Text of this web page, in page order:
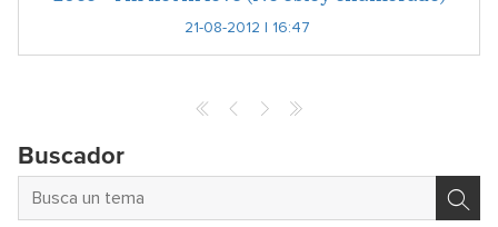
21-08-2012 | 16:47
Buscador